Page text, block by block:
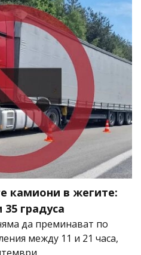
камиони в жегите:
градуса
да преминават по
между 11 и 21 часа,